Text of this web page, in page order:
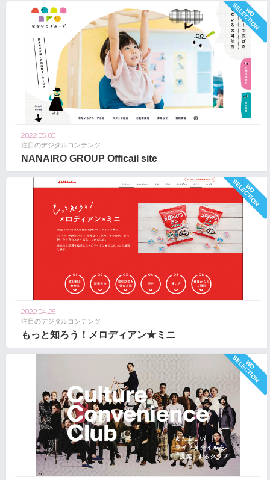
2022.05.03
注目のデジタルコンテンツ
NANAIRO GROUP Officail site
2022.04.28
注目のデジタルコンテンツ
もっと知ろう！メロディアン★ミニ